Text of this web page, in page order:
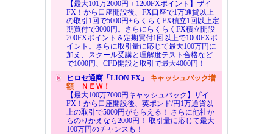
【最大101万2000円＋1200FXポイント】ザイ
FX！から口座開設後、FX口座で1万通貨以上
の取引1回で5000円+らくらくFX積立1回以上定
期買付で3000円。さらにらくらくFX積立開設
200FXポイント＆定期買付1回以上で1000FXポ
イント。さらに取引量に応じて最大100万円に
加え、スクール受講と理解度テスト合格など
で1000円、CFD開設と取引で最大4000円！
ヒロセ通商「LION FX」 キャッシュバック増
額ＮＥＷ！
【最大100万7000円キャッシュバック】ザイ
FX！から口座開設後、英ポンド/円1万通貨以
上の取引で5000円がもらえる！ さらに他社か
らのりかえなら2000円！ 取引量に応じて最大
100万円のチャンスも！